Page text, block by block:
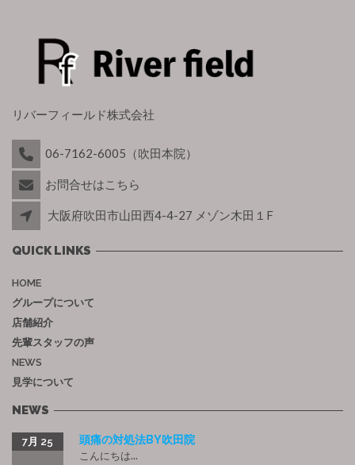
リバーフィールド株式会社
06-7162-6005（吹田本院）
お問合せはこちら
大阪府吹田市山田西4-4-27 メゾン木田１F
QUICK LINKS
HOME
グループについて
店舗紹介
先輩スタッフの声
NEWS
見学について
NEWS
頭痛の対処法BY吹田院
7月 25
こんにちは...